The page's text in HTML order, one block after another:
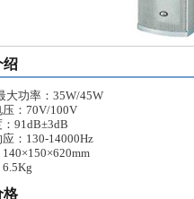
绍
大功率：35W/45W
：70V/100V
91dB±3dB
：130-14000Hz
格